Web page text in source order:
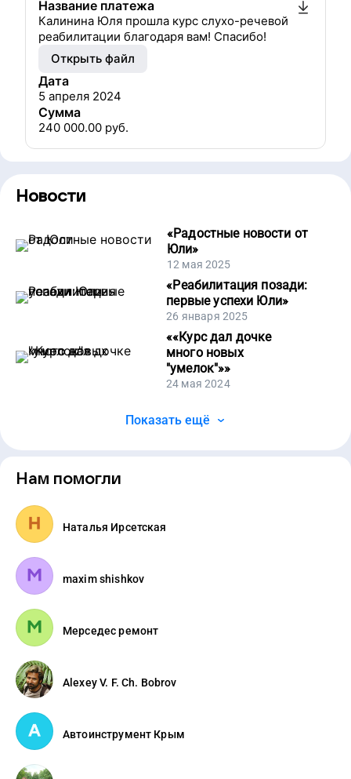
Название платежа
Калинина Юля прошла курс слухо-речевой
реабилитации благодаря вам! Спасибо!
Открыть файл
Дата
5 апреля 2024
Сумма
240 000.00 руб.
Новости
«Радостные новости от
Юли»
12 мая 2025
«Реабилитация позади:
первые успехи Юли»
26 января 2025
««Курс дал дочке
много новых
"умелок"»»
24 мая 2024
Показать ещё
Нам помогли
Наталья Ирсетская
maxim shishkov
Мерседес ремонт
Alexey V. F. Ch. Bobrov
Автоинструмент Крым